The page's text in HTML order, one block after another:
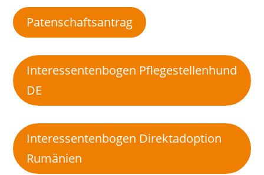
Patenschaftsantrag
Interessentenbogen Pflegestellenhund
DE
Interessentenbogen Direktadoption
Rumänien